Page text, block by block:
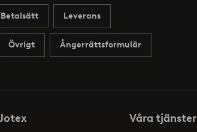
Betalsätt Leverans
Övrigt Ångerrättsformulär
Våra tjänster